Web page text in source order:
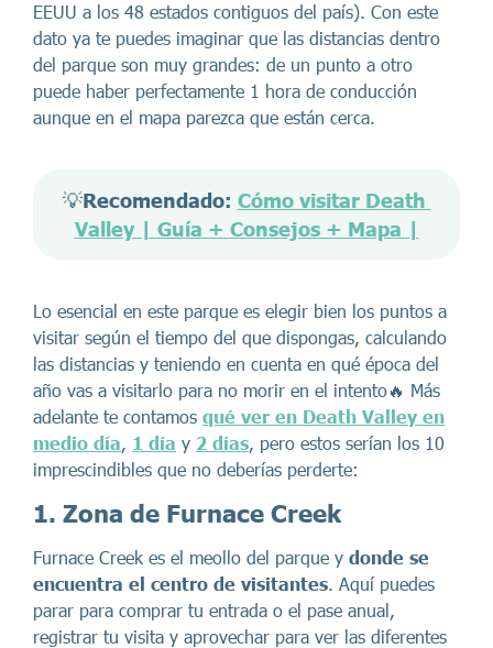
EEUU a los 48 estados contiguos del país). Con este
dato ya te puedes imaginar que las distancias dentro
del parque son muy grandes: de un punto a otro
puede haber perfectamente 1 hora de conducción
aunque en el mapa parezca que están cerca.
💡Recomendado: Cómo visitar Death
Valley | Guía + Consejos + Mapa |
Lo esencial en este parque es elegir bien los puntos a
visitar según el tiempo del que dispongas, calculando
las distancias y teniendo en cuenta en qué época del
año vas a visitarlo para no morir en el intento🔥 Más
adelante te contamos qué ver en Death Valley en
medio día, 1 día y 2 días, pero estos serían los 10
imprescindibles que no deberías perderte:
1. Zona de Furnace Creek
Furnace Creek es el meollo del parque y donde se
encuentra el centro de visitantes. Aquí puedes
parar para comprar tu entrada o el pase anual,
registrar tu visita y aprovechar para ver las diferentes